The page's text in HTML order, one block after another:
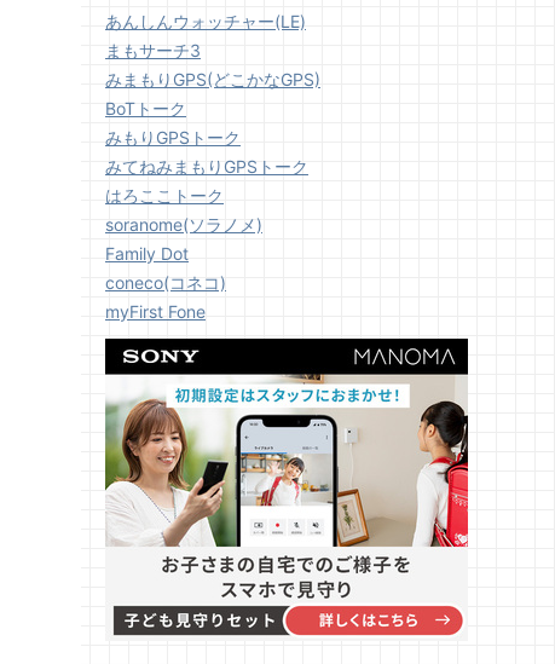
あんしんウォッチャー(LE)
まもサーチ3
みまもりGPS(どこかなGPS)
BoTトーク
みもりGPSトーク
みてねみまもりGPSトーク
はろここトーク
soranome(ソラノメ)
Family Dot
coneco(コネコ)
myFirst Fone